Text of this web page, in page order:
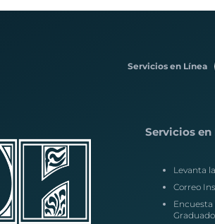
Servicios en Línea
Servicios en
Levanta
Correo
Encuesta